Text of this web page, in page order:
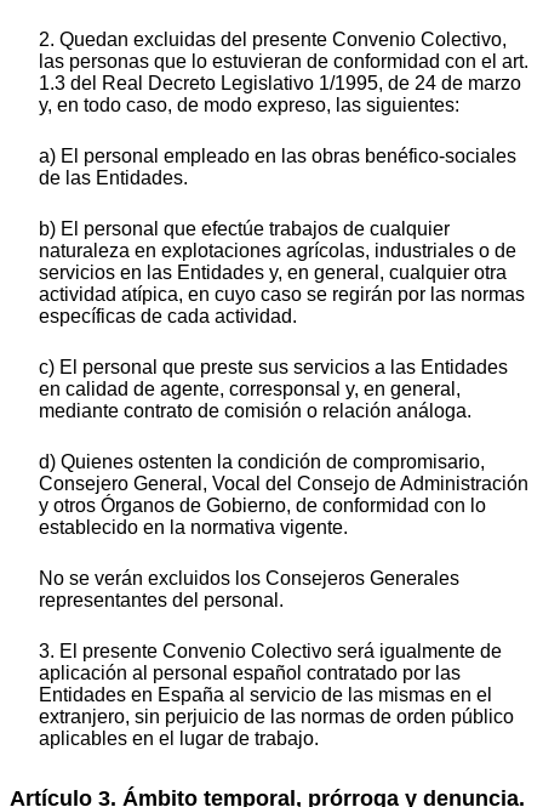
2. Quedan excluidas del presente Convenio Colectivo,
las personas que lo estuvieran de conformidad con el art.
1.3 del Real Decreto Legislativo 1/1995, de 24 de marzo
y, en todo caso, de modo expreso, las siguientes:
a) El personal empleado en las obras benéfico-sociales
de las Entidades.
b) El personal que efectúe trabajos de cualquier
naturaleza en explotaciones agrícolas, industriales o de
servicios en las Entidades y, en general, cualquier otra
actividad atípica, en cuyo caso se regirán por las normas
específicas de cada actividad.
c) El personal que preste sus servicios a las Entidades
en calidad de agente, corresponsal y, en general,
mediante contrato de comisión o relación análoga.
d) Quienes ostenten la condición de compromisario,
Consejero General, Vocal del Consejo de Administración
y otros Órganos de Gobierno, de conformidad con lo
establecido en la normativa vigente.
No se verán excluidos los Consejeros Generales
representantes del personal.
3. El presente Convenio Colectivo será igualmente de
aplicación al personal español contratado por las
Entidades en España al servicio de las mismas en el
extranjero, sin perjuicio de las normas de orden público
aplicables en el lugar de trabajo.
Artículo 3. Ámbito temporal, prórroga y denuncia.